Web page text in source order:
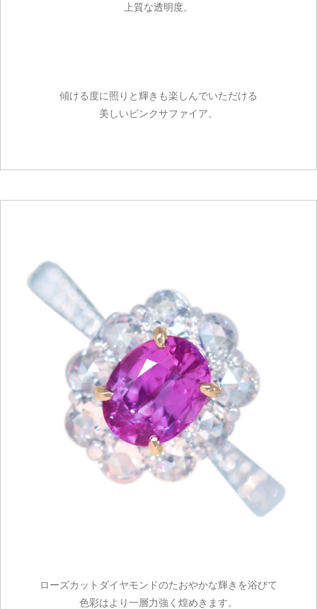
上質な透明度。
傾ける度に照りと輝きも楽しんでいただける
美しいピンクサファイア。
ローズカットダイヤモンドのたおやかな輝きを浴びて
色彩はより一層力強く煌めきます。